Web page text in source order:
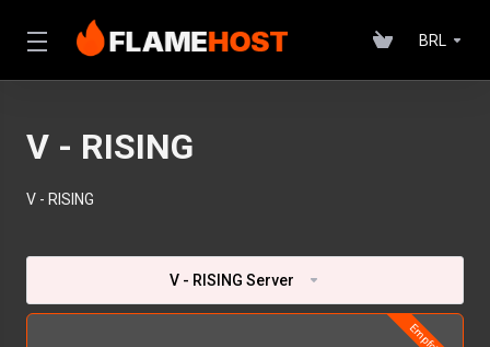
BRL
V - RISING
V - RISING
V - RISING Server